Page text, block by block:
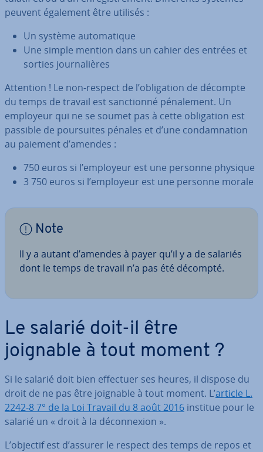
peuvent également être utilisés :
Un système au­to­ma­tique
Une simple mention dans un cahier des entrées et
sorties jour­na­lières
Attention ! Le non-respect de l’obli­ga­tion de décompte
du temps de travail est sanc­tionné pé­na­le­ment. Un
employeur qui ne se soumet pas à cette obli­ga­tion est
passible de pour­suites pénales et d’une con­dam­na­tion
au paiement d’amendes :
750 euros si l’employeur est une personne physique
3 750 euros si l’employeur est une personne morale
Note
Il y a autant d’amendes à payer qu’il y a de salariés
dont le temps de travail n’a pas été décompté.
Le salarié doit-il être
joignable à tout moment ?
Si le salarié doit bien effectuer ses heures, il dispose du
droit de ne pas être joignable à tout moment. L’article L.
2242-8 7° de la Loi Travail du 8 août 2016 institue pour le
salarié un « droit à la dé­con­nexion ».
L’objectif est d’assurer le respect des temps de repos et